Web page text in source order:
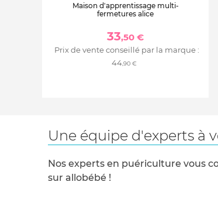
Maison d'apprentissage multi-
fermetures alice
33,50 €
Prix de vente conseillé par la marque :
44,90 €
Une équipe d'experts à
Nos experts en puériculture vous
sur allobébé !